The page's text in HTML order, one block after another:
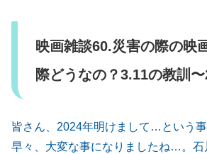
映画雑談60.災害の際の映
際どうなの？3.11の教訓
皆さん、2024年明けまして…という
早々、大変な事になりましたね…。石